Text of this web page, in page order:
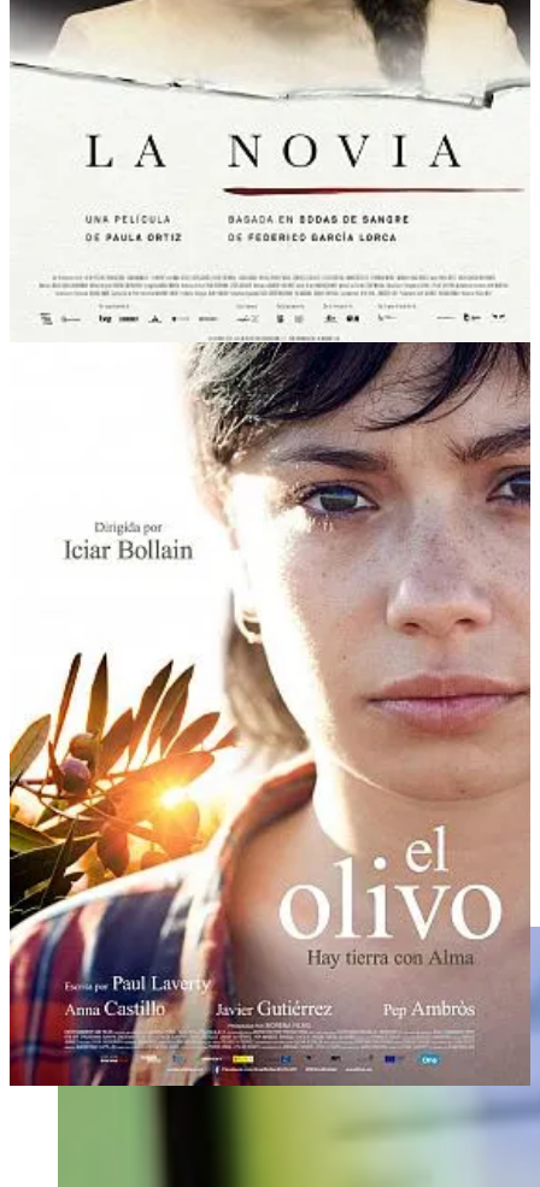
¿Alguna vez has deseado que un pan fuera todo corteza? ¿Eres de
esas personas que dejan la miga y tiran adelante con lo crujiente?
Para todos los amigos de las masas que hacen crack, hay un pan
encamisado que promete sensaciones.
Deja un comentario
panadería Barrihuelo de Elciego (Álava)y
consiste en formar una barra, forrarla con una lámina de masa y
hacer unos cortes estratégicos para que al cocerse parezca una jaula
de pan. Y como para chulos ellos, también hacen colines
encamisados.
Pan encamisado de Barrihuelo| PorJ.C Capel en Instagram